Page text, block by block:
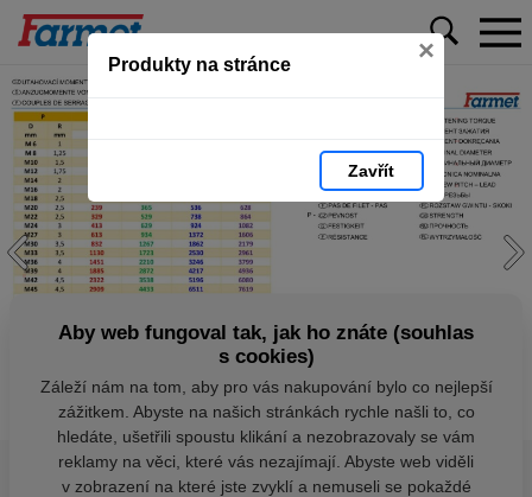
Produkty na stránce ×
Zavřít
Aby web fungoval tak, jak ho znáte (souhlas
s cookies)
Záleží nám na tom, aby pro vás nakupování bylo co nejlepší
zážitkem. Abyste na našich stránkách rychle našli to, co
hledáte, ušetřili spoustu klikání a nezobrazovaly se vám
reklamy na věci, které vás nezajímají. Abyste web viděli
v zobrazení na které jste zvyklí a nemuseli se pokaždé